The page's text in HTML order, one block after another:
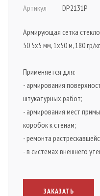
Артикул DP2131P
Армирующая сетка
50 5x5 мм, 1x50 м, 180 гр/
Применяется для:
- армирования
штукатурных работ;
- армирования мест
коробок к стенам;
- ремонта
- в системах внешнего
ЗАКАЗАТЬ
Артикул DP2131P
Для монтажа
основанию в фасадных
предотвращают
препятствуя
ЗАКАЗАТЬ